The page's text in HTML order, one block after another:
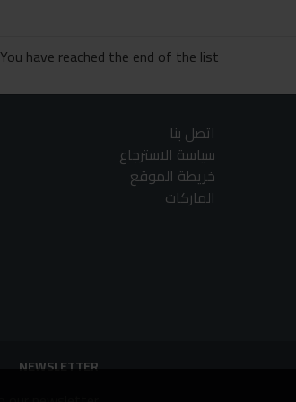
You have reached the end of the list.
اتصل بنا
سياسة الاسترجاع
خريطة الموقع
الماركات
NEWSLETTER